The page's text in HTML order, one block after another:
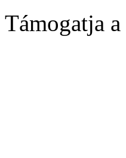
Támogatja a